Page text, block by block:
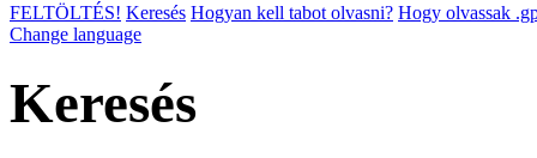
FELTÖLTÉS! Keresés Hogyan kell tabot olvasni? Hogy olvassak
Change language
Keresés